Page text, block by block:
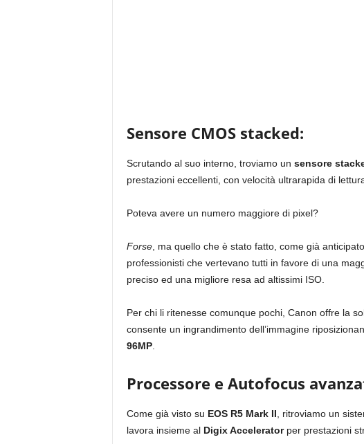
Sensore CMOS stacked:
Scrutando al suo interno, troviamo un sensore
prestazioni eccellenti, con velocità ultrarapida di
Poteva avere un numero maggiore di pixel?
Forse, ma quello che è stato fatto, come già
professionisti che vertevano tutti in favore di una
preciso ed una migliore resa ad altissimi ISO.
Per chi li ritenesse comunque pochi, Canon offre la
consente un ingrandimento dell’immagine
96MP.
Processore e Autofocus
Come già visto su EOS R5 Mark II , ritroviamo un
lavora insieme al Digix Accelerator per prestazioni